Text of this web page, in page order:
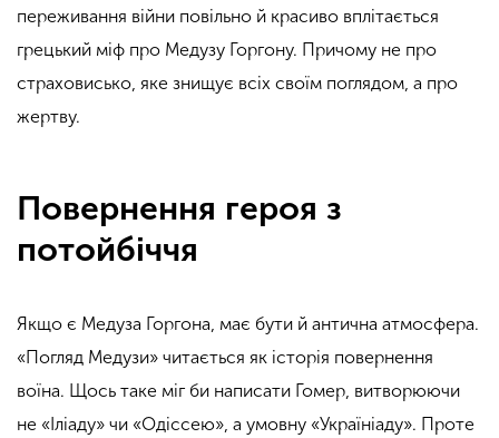
переживання війни повільно й красиво вплітається
грецький міф про Медузу Горгону. Причому не про
страховисько, яке знищує всіх своїм поглядом, а про
жертву.
Повернення героя з
потойбіччя
Якщо є Медуза Горгона, має бути й антична атмосфера.
«Погляд Медузи» читається як історія повернення
воїна. Щось таке міг би написати Гомер, витворюючи
не «Іліаду» чи «Одіссею», а умовну «Україніаду». Проте